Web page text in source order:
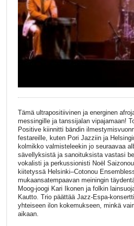
Tämä ultrapositiivinen ja energinen
messingille ja tanssijalan vipajamaan!
Positive kiinnitti bändin
festareille, kuten Pori Jazziin ja
kolmikko valmisteleekin jo seuraavaa
sävellyksistä ja sanoituksista vastasi
vokalisti ja perkussionisti Noël
kiitetyssä Helsinki–Cotonou
mukaansatempaavan meiningin
Moog-joogi Kari Ikonen ja folkin
Kautto. Trio päättää Jazz-Espa-
yhteiseen ilon kokemukseen, minkä
aikaan.